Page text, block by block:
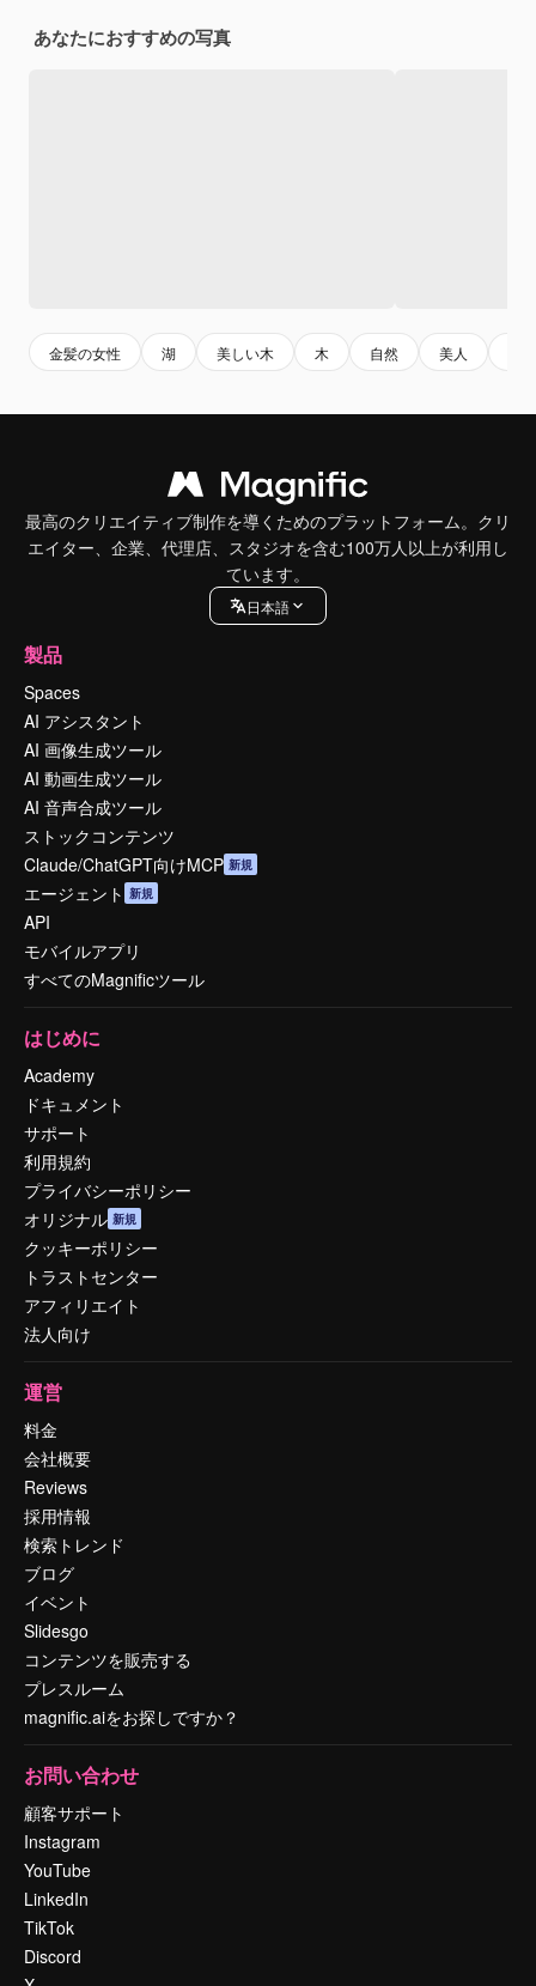
あなたにおすすめの写真
金髪の女性 湖 美しい木 木 自然 美人
最高のクリエイティブ制作を導くためのプラットフォーム。クリ
エイター、企業、代理店、スタジオを含む100万人以上が利用し
ています。
日本語
製品
Spaces
AI アシスタント
AI 画像生成ツール
AI 動画生成ツール
AI 音声合成ツール
ストックコンテンツ
Claude/ChatGPT向けMCP 新規
エージェント 新規
API
モバイルアプリ
すべてのMagnificツール
はじめに
Academy
ドキュメント
サポート
利用規約
プライバシーポリシー
オリジナル 新規
クッキーポリシー
トラストセンター
アフィリエイト
法人向け
運営
料金
会社概要
Reviews
採用情報
検索トレンド
ブログ
イベント
Slidesgo
コンテンツを販売する
プレスルーム
magnific.aiをお探しですか？
お問い合わせ
顧客サポート
Instagram
YouTube
LinkedIn
TikTok
Discord